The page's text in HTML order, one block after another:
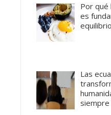
Por qué
es
Las
siempre